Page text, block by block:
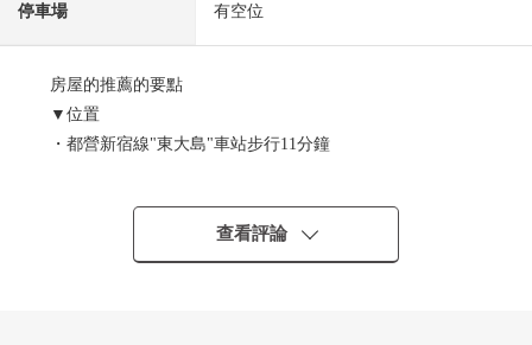
停車場 有空位
房屋的推薦的要點
▼位置
・都營新宿線"東大島"車站步行11分鐘
▼Mansion的特徴
查看評論